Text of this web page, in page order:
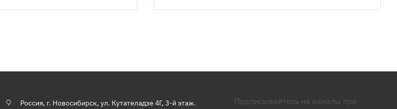
Россия, г. Новосибирск, ул. Кутателадзе 4Г, 3-й этаж.
Подписывайтесь на каналы про